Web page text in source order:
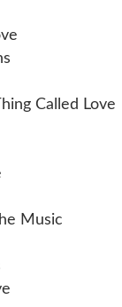
Called Love
Music